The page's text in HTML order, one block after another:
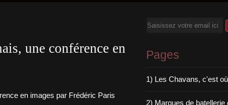
une conférence en
Email
Pages
1) Les Chavans, c'est
2) Marques de